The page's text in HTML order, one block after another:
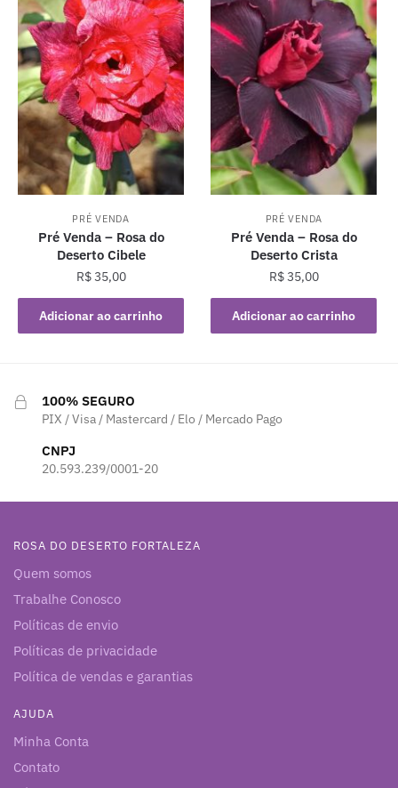
PRÉ VENDA
Pré Venda – Rosa do
Deserto Cibele
R$35,00
Adicionar ao carrinho
PRÉ VENDA
Pré Venda – Rosa do
Deserto Crista
R$35,00
Adicionar ao carrinho
100% SEGURO
PIX / Visa / Mastercard / Elo / Mercado Pago
CNPJ
20.593.239/0001-20
ROSA DO DESERTO FORTALEZA
Quem somos
Trabalhe Conosco
Políticas de envio
Políticas de privacidade
Política de vendas e garantias
AJUDA
Minha Conta
Contato